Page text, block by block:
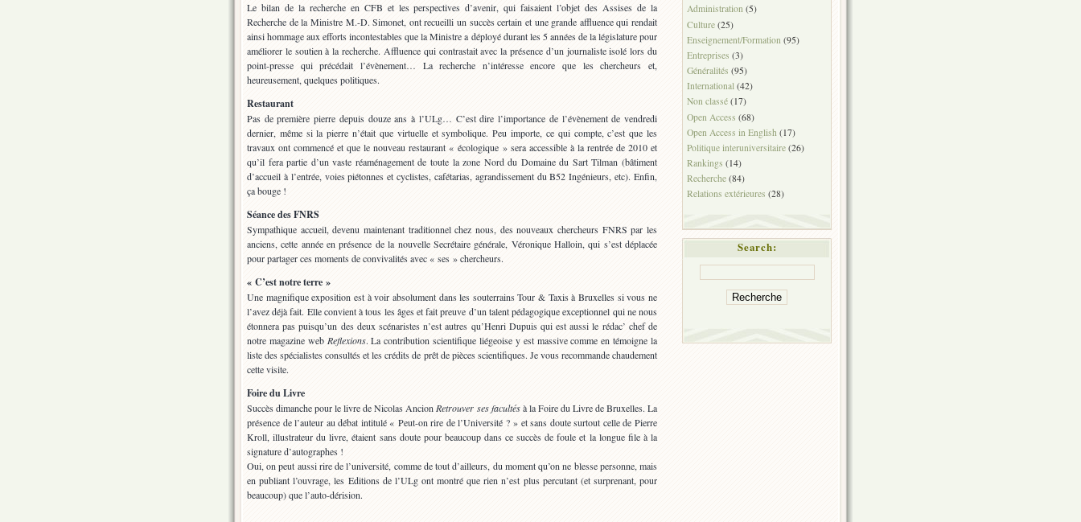
Le bilan de la recherche en CFB et les perspectives d’avenir, qui faisaient l’objet des Assises de la
Recherche de la Ministre M.-D. Simonet, ont recueilli un succès certain et une grande affluence qui rendait
ainsi hommage aux efforts incontestables que la Ministre a déployé durant les 5 années de la législature pour
améliorer le soutien à la recherche. Affluence qui contrastait avec la présence d’un journaliste isolé lors du
point-presse qui précédait l’évènement… La recherche n’intéresse encore que les chercheurs et,
heureusement, quelques politiques.
Restaurant
Pas de première pierre depuis douze ans à l’ULg… C’est dire l’importance de l’évènement de vendredi
dernier, même si la pierre n’était que virtuelle et symbolique. Peu importe, ce qui compte, c’est que les
travaux ont commencé et que le nouveau restaurant « écologique » sera accessible à la rentrée de 2010 et
qu’il fera partie d’un vaste réaménagement de toute la zone Nord du Domaine du Sart Tilman (bâtiment
d’accueil à l’entrée, voies piétonnes et cyclistes, cafétarias, agrandissement du B52 Ingénieurs, etc). Enfin,
ça bouge !
Séance des FNRS
Sympathique accueil, devenu maintenant traditionnel chez nous, des nouveaux chercheurs FNRS par les
anciens, cette année en présence de la nouvelle Secrétaire générale, Véronique Halloin, qui s’est déplacée
pour partager ces moments de convivalités avec « ses » chercheurs.
« C’est notre terre »
Une magnifique exposition est à voir absolument dans les souterrains Tour & Taxis à Bruxelles si vous ne
l’avez déjà fait. Elle convient à tous les âges et fait preuve d’un talent pédagogique exceptionnel qui ne nous
étonnera pas puisqu’un des deux scénaristes n’est autres qu’Henri Dupuis qui est aussi le rédac’ chef de
notre magazine web Reflexions. La contribution scientifique liégeoise y est massive comme en témoigne la
liste des spécialistes consultés et les crédits de prêt de pièces scientifiques. Je vous recommande chaudement
cette visite.
Foire du Livre
Succès dimanche pour le livre de Nicolas Ancion Retrouver ses facultésà la Foire du Livre de Bruxelles. La
présence de l’auteur au débat intitulé « Peut-on rire de l’Université ? » et sans doute surtout celle de Pierre
Kroll, illustrateur du livre, étaient sans doute pour beaucoup dans ce succès de foule et la longue file à la
signature d’autographes !
Oui, on peut aussi rire de l’université, comme de tout d’ailleurs, du moment qu’on ne blesse personne, mais
en publiant l’ouvrage, les Editions de l’ULg ont montré que rien n’est plus percutant (et surprenant, pour
beaucoup) que l’auto-dérision.
Administration (5)
Culture (25)
Enseignement/Formation (95)
Entreprises (3)
Généralités (95)
International (42)
Non classé (17)
Open Access (68)
Open Access in English (17)
Politique interuniversitaire (26)
Rankings (14)
Recherche (84)
Relations extérieures (28)
Search: